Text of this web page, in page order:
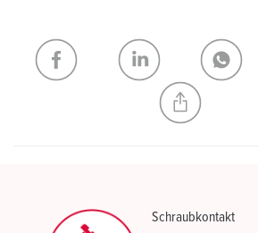
Schraubkontakt